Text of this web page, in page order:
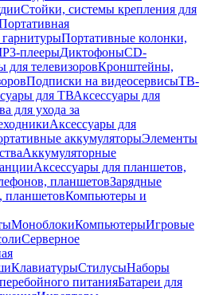
Стойки, системы крепления для
Портативные колонки,
плеерыДиктофоныCD-
для телевизоровКронштейны,
Подписки на видеосервисыТВ-
для ТВАксессуары для
для ухода за
Аксессуары для
аккумуляторыЭлементы
Аккумуляторные
Аксессуары для планшетов,
планшетовЗарядные
планшетовКомпьютеры и
МоноблокиКомпьютерыИгровые
Серверное
КлавиатурыСтилусыНаборы
питанияБатареи для